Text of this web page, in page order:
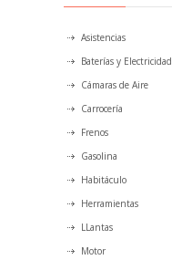
Asistencias
Baterías y Electricidad
Cámaras de Aire
Carrocería
Frenos
Gasolina
Habitáculo
Herramientas
LLantas
Motor